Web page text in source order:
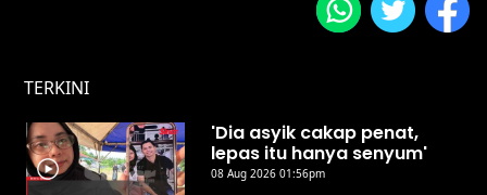
TERKINI
'Dia asyik cakap penat,
lepas itu hanya senyum'
08 Aug 2026 01:56pm